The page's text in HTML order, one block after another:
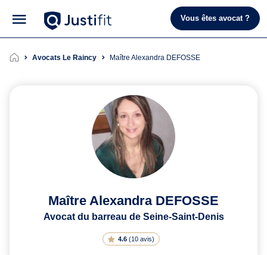
Vous êtes avocat ?
Avocats Le Raincy Maître Alexandra DEFOSSE
Maître Alexandra DEFOSSE
Avocat du barreau de Seine-Saint-Denis
4.6 (10 avis)